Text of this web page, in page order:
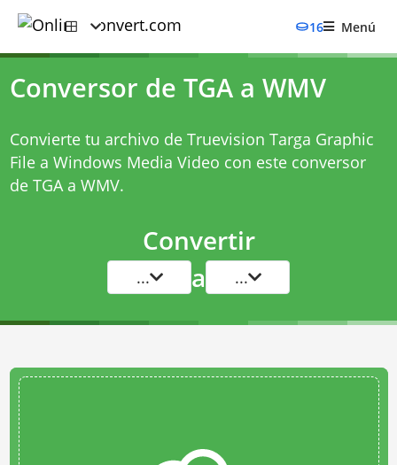
16 Menú
Conversor de TGA a WMV
Convierte tu archivo de Truevision Targa Graphic
File a Windows Media Video con este conversor
de TGA a WMV.
Convertir
... a ...